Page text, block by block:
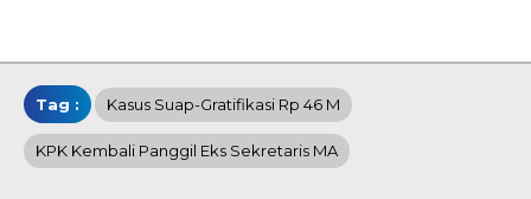
Tag : Kasus Suap-Gratifikasi Rp 46 M
KPK Kembali Panggil Eks Sekretaris MA